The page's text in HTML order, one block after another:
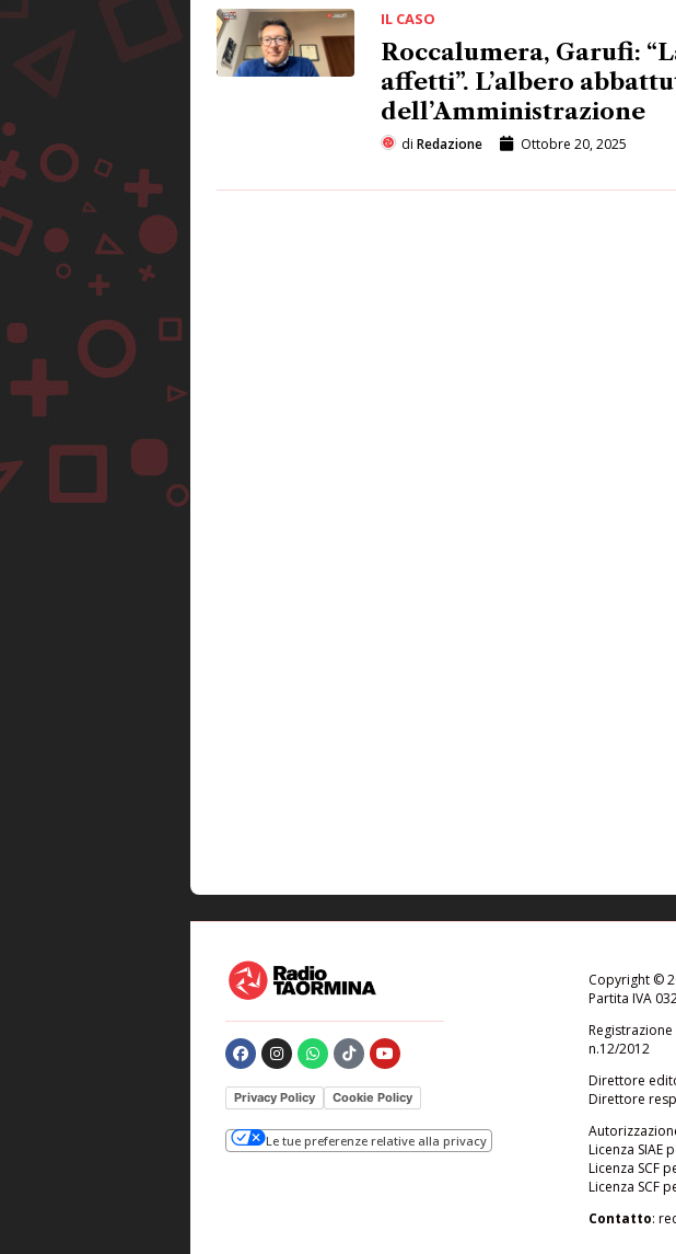
IL CASO
Roccalumera, Garufi:
affetti”. L’albero
dell’Amministrazione
di Redazione Ottobre 20, 2025
Privacy Policy Cookie Policy
Le tue preferenze relative alla privacy
Copyright ©
Partita IVA
n.12/2012
Direttore
Direttore
Licenza SIAE
Licenza SCF
Licenza SCF
Contatto: